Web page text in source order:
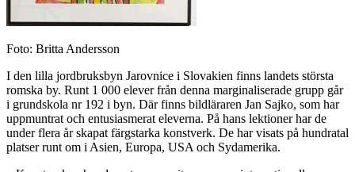
Foto: Britta Andersson
I den lilla jordbruksbyn Jarovnice i Slovakien finns landets största
romska by. Runt 1 000 elever från denna marginaliserade grupp går
i grundskola nr 192 i byn. Där finns bildläraren Jan Sajko, som har
uppmuntrat och entusiasmerat eleverna. På hans lektioner har de
under flera år skapat färgstarka konstverk. De har visats på hundratal
platser runt om i Asien, Europa, USA och Sydamerika.